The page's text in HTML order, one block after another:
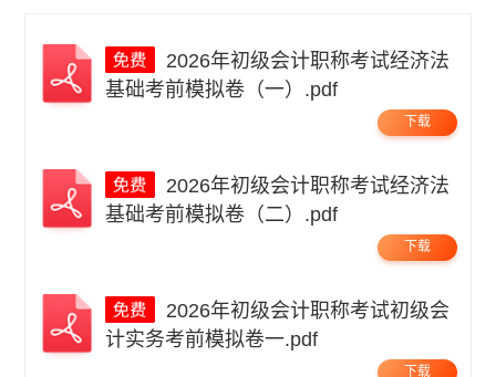
基础考前模拟卷（一）.pdf
下载
基础考前模拟卷（二）.pdf
下载
计实务考前模拟卷一.pdf
下载